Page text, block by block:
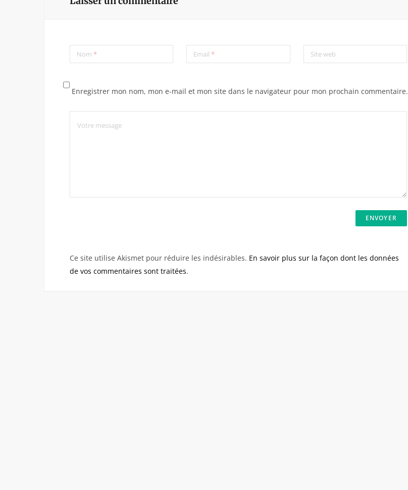
Nom * Email* Site web
Enregistrer mon nom, mon e-mail et mon site dans le navigateur pour mon prochain commentaire.
Ce site utilise Akismet pour réduire les indésirables. En savoir plus sur la façon dont les données
de vos commentaires sont traitées.